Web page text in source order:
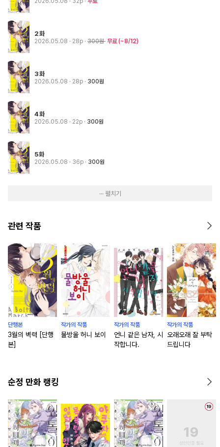
2화
2026.05.08 · 28p 300원 무료 (~8/12)
3화
2026.05.08 · 28p 300원
4화
2026.05.08 · 22p 300원
5화
2026.05.08 · 36p 300원
··· 펼치기
관련 작품
단행본
3월의 벽력 [단행
본]
작가의 작품
물방울 허니 보이
작가의 작품
언니 같은 남자, 시
작합니다.
작가의 작품
오래오래 잘 부탁
드립니다
순정 만화 랭킹